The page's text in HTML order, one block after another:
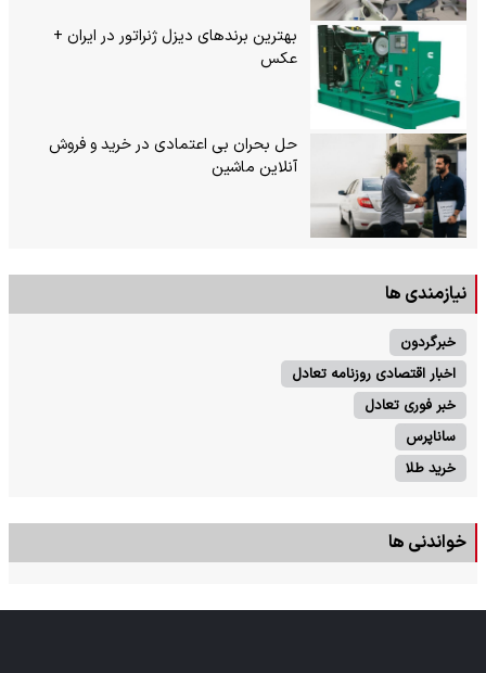
بهترین برندهای دیزل ژنراتور در ایران +
عکس
حل بحران بی‌ اعتمادی در خرید و فروش
آنلاین ماشین
نیازمندی ها
خبرگردون
اخبار اقتصادی روزنامه تعادل
خبر فوری تعادل
ساناپرس
خرید طلا
خواندنی ها